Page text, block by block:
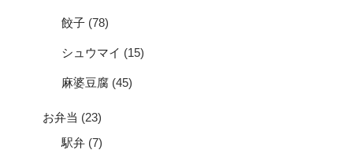
餃子 (78)
シュウマイ (15)
麻婆豆腐 (45)
お弁当 (23)
駅弁 (7)